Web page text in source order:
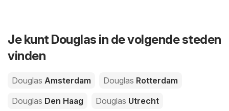
Je kunt Douglas in de volgende steden
vinden
Douglas Amsterdam Douglas Rotterdam
Douglas Den Haag Douglas Utrecht